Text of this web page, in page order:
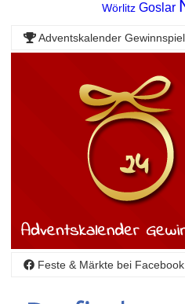
Wörlitz Goslar
Adventskalender
Feste & Märkte bei Facebook